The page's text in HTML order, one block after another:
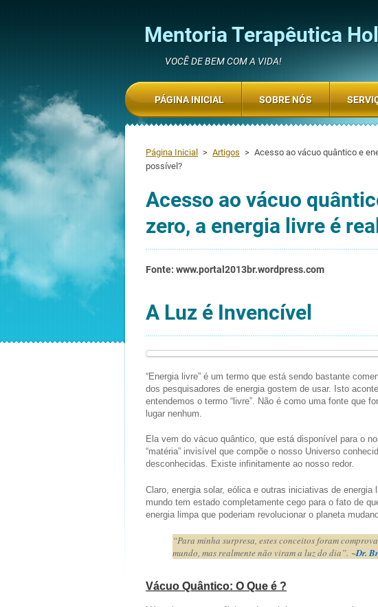
Mentoria Terapêutica
VOCÊ DE BEM COM A VIDA!
Página Inicial > Artigos > Acesso ao vácuo quântico e
possível?
Acesso ao vácuo
zero, a energia livre é
Fonte: www.portal2013br.wordpress.com
A Luz é Invencível
“Energia livre” é um termo que está sendo bastante
dos pesquisadores de energia gostem de usar. Isto
entendemos o termo “livre”. Não é como uma fonte que
lugar nenhum.
Ela vem do vácuo quântico, que está disponível para o
“matéria” invisível que compõe o nosso Universo
desconhecidas. Existe infinitamente ao nosso redor.
Claro, energia solar, eólica e outras iniciativas de
mundo tem estado completamente cego para o fato de
energia limpa que poderiam revolucionar o planeta
“Para minha surpresa, estes conceitos foram
mundo, mas realmente não viram a luz do dia”. ~Dr.
Vácuo Quântico: O Que é ?
PÁGINA INICIAL SOBRE NÓS